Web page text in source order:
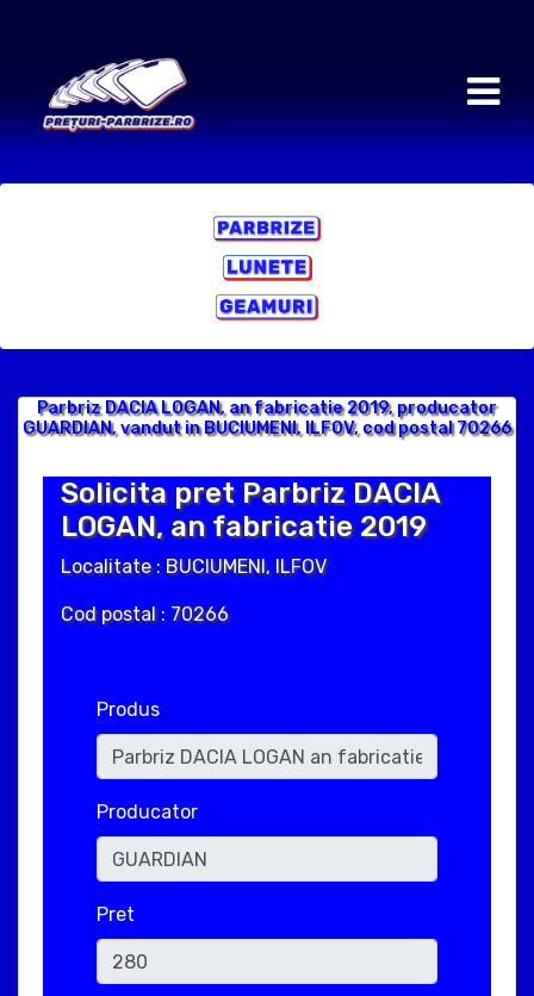
Parbriz DACIA LOGAN, an fabricatie 2019, producator
GUARDIAN, vandut in BUCIUMENI, ILFOV, cod postal 70266
Solicita pret Parbriz DACIA
LOGAN, an fabricatie 2019
Localitate : BUCIUMENI, ILFOV
Cod postal : 70266
Produs
Producator
Pret